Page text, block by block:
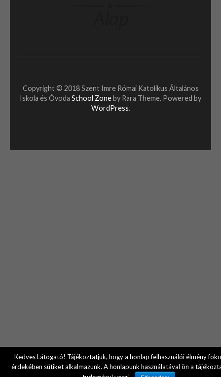
Copyright © 2018 Szent Imre Római Katolikus Általános
Iskola és Óvoda School Zoneby Rara Theme. Powered by
WordPress.
Kedves Látogató! Tájékoztatjuk, hogy a honlap felhasználói élmény
érdekében sütiket alkalmazunk. A honlapunk használatával ön a